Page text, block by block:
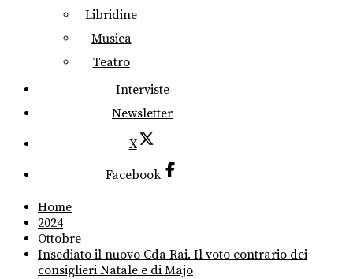
Libridine
Musica
Teatro
Interviste
Newsletter
X
Facebook
Home
2024
Ottobre
Insediato il nuovo Cda Rai. Il voto contrario dei
consiglieri Natale e di Majo